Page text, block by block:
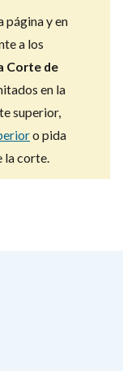
página y en
a los
Corte de
en la
superior,
o pida
corte.